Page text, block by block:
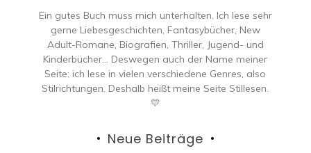
Ein gutes Buch muss mich unterhalten. Ich lese sehr
gerne Liebesgeschichten, Fantasybücher, New
Adult-Romane, Biografien, Thriller, Jugend- und
Kinderbücher… Deswegen auch der Name meiner
Seite: ich lese in vielen verschiedene Genres, also
Stilrichtungen. Deshalb heißt meine Seite Stillesen.
💛
Neue Beiträge